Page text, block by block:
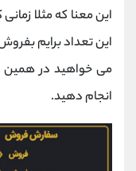
می خواهید در همین
انجام دهید.